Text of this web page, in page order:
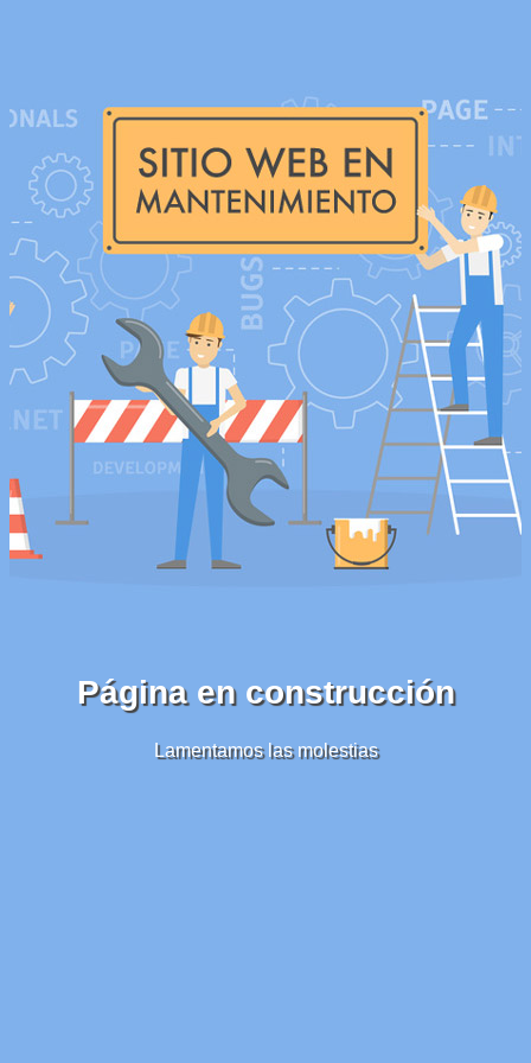
Página en construcción
Lamentamos las molestias